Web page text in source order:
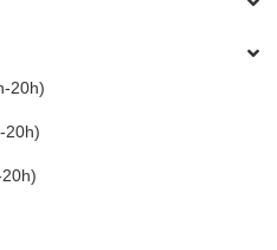
20h)
20h)